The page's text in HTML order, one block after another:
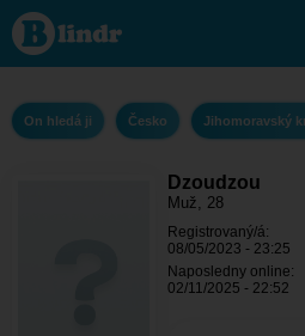
Dzoudzou -
On hledá ji
Jihomoravský
kraj - Vyškov
On hledá ji Česko Jihomoravský
Dzoudzou
Muž, 28
Registrovaný/á:
08/05/2023 - 23:25
Naposledny online:
02/11/2025 - 22:52